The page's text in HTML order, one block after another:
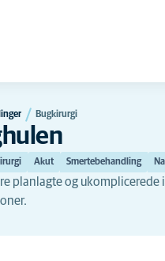
Bugkirurgi
Akut Smertebehandling
planlagte og